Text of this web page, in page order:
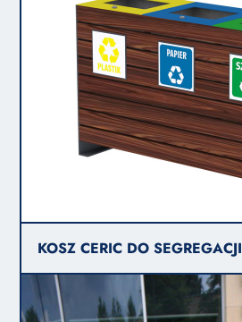
KOSZ CERIC DO SEGREGACJI